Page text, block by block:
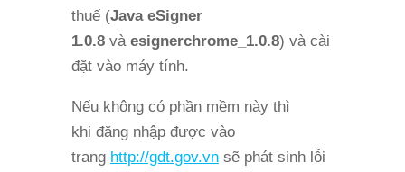
thuế (Java eSigner
1.0.8 và esignerchrome_1.0.8) và cài
đặt vào máy tính.
Nếu không có phần mềm này thì
khi đăng nhập được vào
trang http://gdt.gov.vn sẽ phát sinh lỗi